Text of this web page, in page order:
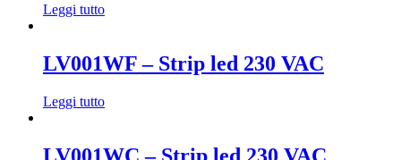
Leggi tutto
LV001WF – Strip led 230 VAC
Leggi tutto
LV001WC – Strip led 230 VAC